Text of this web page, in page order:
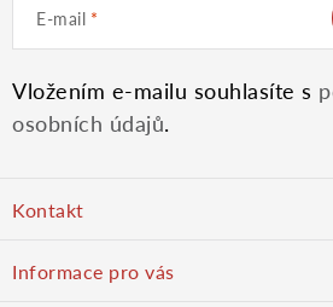
E-mail
Vložením e-mailu souhlasíte s
osobních údajů.
Kontakt
Informace pro vás